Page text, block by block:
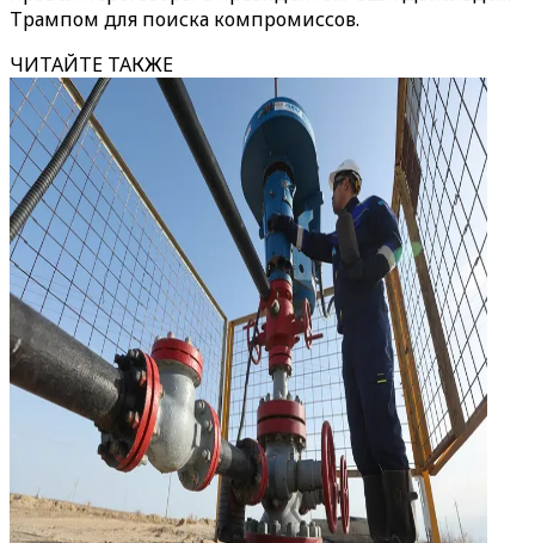
Трампом для поиска компромиссов.
ЧИТАЙТЕ ТАКЖЕ